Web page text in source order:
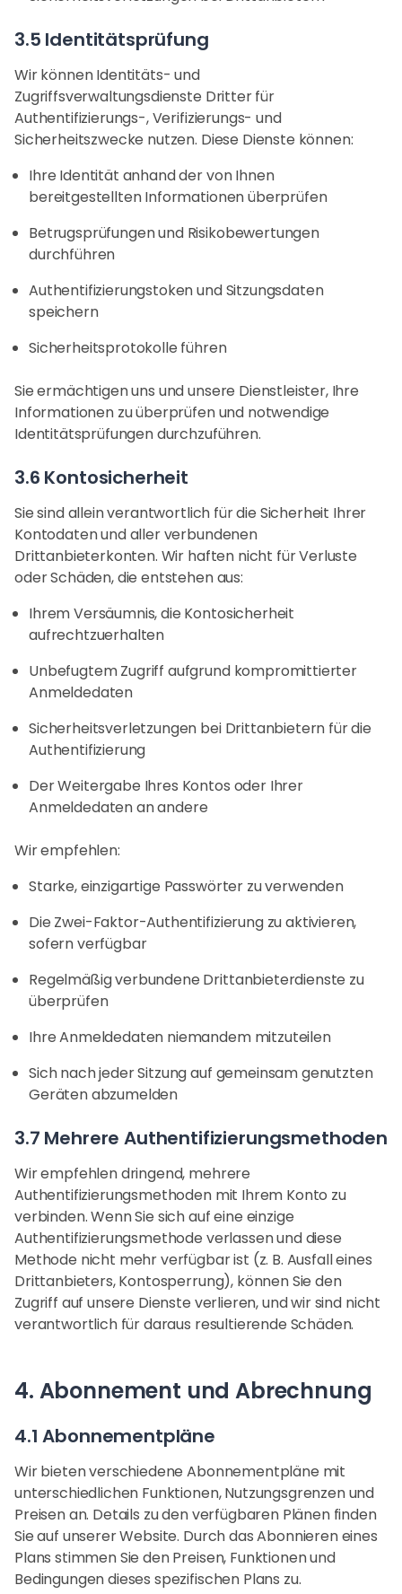
3.5 Identitätsprüfung
Wir können Identitäts- und
Zugriffsverwaltungsdienste Dritter für
Authentifizierungs-, Verifizierungs- und
Sicherheitszwecke nutzen. Diese Dienste können:
Ihre Identität anhand der von Ihnen
bereitgestellten Informationen überprüfen
Betrugsprüfungen und Risikobewertungen
durchführen
Authentifizierungstoken und Sitzungsdaten
speichern
Sicherheitsprotokolle führen
Sie ermächtigen uns und unsere Dienstleister, Ihre
Informationen zu überprüfen und notwendige
Identitätsprüfungen durchzuführen.
3.6 Kontosicherheit
Sie sind allein verantwortlich für die Sicherheit Ihrer
Kontodaten und aller verbundenen
Drittanbieterkonten. Wir haften nicht für Verluste
oder Schäden, die entstehen aus:
Ihrem Versäumnis, die Kontosicherheit
aufrechtzuerhalten
Unbefugtem Zugriff aufgrund kompromittierter
Anmeldedaten
Sicherheitsverletzungen bei Drittanbietern für die
Authentifizierung
Der Weitergabe Ihres Kontos oder Ihrer
Anmeldedaten an andere
Wir empfehlen:
Starke, einzigartige Passwörter zu verwenden
Die Zwei-Faktor-Authentifizierung zu aktivieren,
sofern verfügbar
Regelmäßig verbundene Drittanbieterdienste zu
überprüfen
Ihre Anmeldedaten niemandem mitzuteilen
Sich nach jeder Sitzung auf gemeinsam genutzten
Geräten abzumelden
3.7 Mehrere Authentifizierungsmethoden
Wir empfehlen dringend, mehrere
Authentifizierungsmethoden mit Ihrem Konto zu
verbinden. Wenn Sie sich auf eine einzige
Authentifizierungsmethode verlassen und diese
Methode nicht mehr verfügbar ist (z. B. Ausfall eines
Drittanbieters, Kontosperrung), können Sie den
Zugriff auf unsere Dienste verlieren, und wir sind nicht
verantwortlich für daraus resultierende Schäden.
4. Abonnement und Abrechnung
4.1 Abonnementpläne
Wir bieten verschiedene Abonnementpläne mit
unterschiedlichen Funktionen, Nutzungsgrenzen und
Preisen an. Details zu den verfügbaren Plänen finden
Sie auf unserer Website. Durch das Abonnieren eines
Plans stimmen Sie den Preisen, Funktionen und
Bedingungen dieses spezifischen Plans zu.